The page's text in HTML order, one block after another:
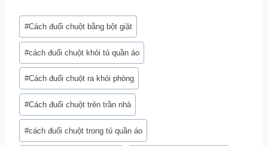
Post
Tags:
#Cách đuổi chuột bằng bột giặt
#cách đuổi chuột khỏi tủ quần áo
#Cách đuổi chuột ra khỏi phòng
#Cách đuổi chuột trên trần nhà
#cách đuổi chuột trong tủ quần áo